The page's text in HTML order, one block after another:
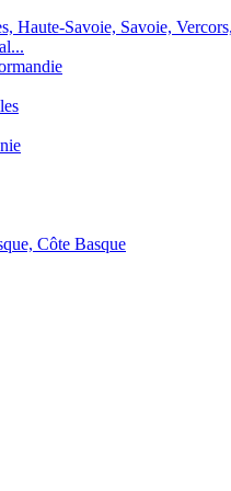
Haute-Savoie, Savoie,
Côte Basque